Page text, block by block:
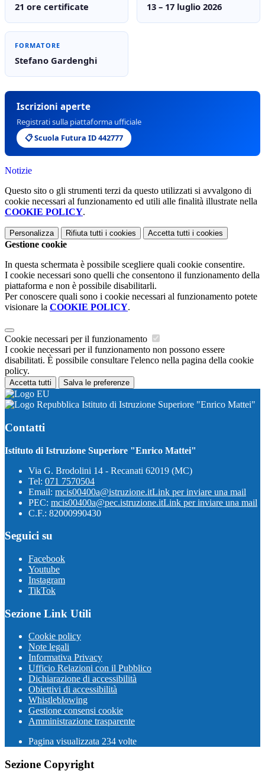
21 ore certificate 13 – 17 luglio 2026
FORMATORE
Stefano Gardenghi
Iscrizioni aperte
Registrati sulla piattaforma ufficiale
📋 Scuola Futura ID 442777
Notizie
Questo sito o gli strumenti terzi da questo utilizzati si avvalgono di
cookie necessari al funzionamento ed utili alle finalità illustrate nella
COOKIE POLICY.
Personalizza Rifiuta tutti i cookies Accetta tutti i cookies
Gestione cookie
In questa schermata è possibile scegliere quali cookie consentire.
I cookie necessari sono quelli che consentono il funzionamento della
piattaforma e non è possibile disabilitarli.
Per conoscere quali sono i cookie necessari al funzionamento potete
visionare la COOKIE POLICY.
Cookie necessari per il funzionamento
I cookie necessari per il funzionamento non possono essere
disabilitati. È possibile consultare l'elenco nella pagina della cookie
policy.
Accetta tutti Salva le preferenze
Istituto di Istruzione Superiore "Enrico Mattei"
Contatti
Istituto di Istruzione Superiore "Enrico Mattei"
Via G. Brodolini 14 - Recanati 62019 (MC)
Tel: 071 7570504
Email: mcis00400a@istruzione.itLink per inviare una mail
PEC: mcis00400a@pec.istruzione.itLink per inviare una mail
C.F.: 82000990430
Seguici su
Facebook
Youtube
Instagram
TikTok
Sezione Link Utili
Cookie policy
Note legali
Informativa Privacy
Ufficio Relazioni con il Pubblico
Dichiarazione di accessibilità
Obiettivi di accessibilità
Whistleblowing
Gestione consensi cookie
Amministrazione trasparente
Pagina visualizzata 234 volte
Sezione Copyright